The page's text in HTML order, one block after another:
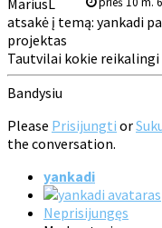
MariusL
atsakė į temą: yankadi
projektas
Tautvilai kokie
Bandysiu
Please Prisijungti or
the conversation.
yankadi
Neprisijungęs